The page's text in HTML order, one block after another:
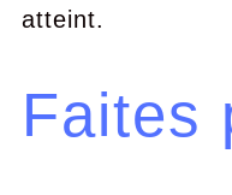
atteint.
Faites